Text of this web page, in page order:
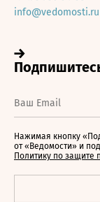
info@vedomosti.ru
Нажимая кнопку
от «Ведомости» и
Политику по защите